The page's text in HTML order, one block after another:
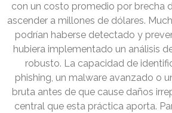
con un costo promedio por brecha
ascender a millones de dólares.
podrían haberse detectado y
hubiera implementado un análisis
robusto. La capacidad de
phishing, un malware avanzado o
bruta antes de que cause daños
central que esta práctica aporta.